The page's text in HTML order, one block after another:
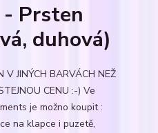
Prsten
duhová)
V JINÝCH BARVÁCH NEŽ
CENU :-) Ve
je možno koupit :
na klapce i puzetě,